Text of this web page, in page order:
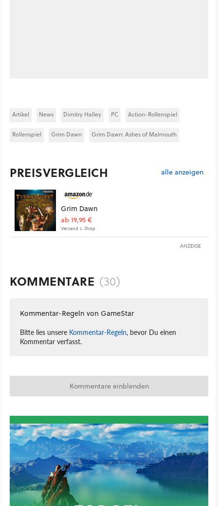
Artikel News Dimitry Halley PC Action-Rollenspiel
Rollenspiel Grim Dawn Grim Dawn: Ashes of Malmouth
PREISVERGLEICH alle anzeigen
Grim Dawn
ab 19,95 €
Versand s. Shop
ANZEIGE
KOMMENTARE (30)
Kommentar-Regeln von GameStar
Bitte lies unsere Kommentar-Regeln, bevor Du einen
Kommentar verfasst.
Kommentare einblenden